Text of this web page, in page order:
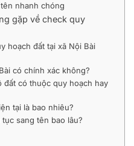
nhanh chóng
gặp về check quy
hoạch đất tại xã Nội Bài
có chính xác không?
đất có thuộc quy hoạch hay
tại là bao nhiêu?
sang tên bao lâu?